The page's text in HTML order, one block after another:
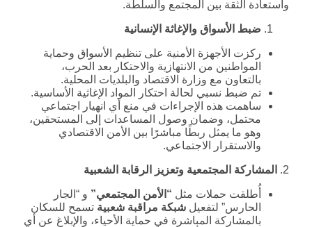
واستعادة الثقة بين المجتمع والسلطة.
ضبط الأسواق والإغاثة الإنسانية
ركزت الأجهزة الأمنية على تنظيم الأسواق وحماية
المواطنين من الانتهازية والاحتكار بعد الحرب،
بالتعاون مع وزارة الاقتصاد والبلديات المحلية.
تم ضبط نسبي لحالة احتكار المواد الإغاثية الأساسية.
ساهمت هذه الإجراءات في منع أي انهيار اجتماعي
محتمل، وضمان وصول المساعدات إلى المستحقين،
وهو ما يمثل ربطًا مباشرًا بين الأمن الاقتصادي
والاستقرار الاجتماعي.
2. المشاركة المجتمعية وتعزيز الرقابة الشعبية
أُطلقت حملات مثل “ الأمن المجتمعي” و “الجار
الحارس” لتفعيل شبكة مراقبة شعبية تسمح للسكان
بالمشاركة المباشرة في حماية الأحياء، والإبلاغ عن أي